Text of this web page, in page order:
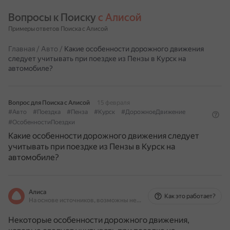
Вопросы к Поиску с Алисой
Примеры ответов Поиска с Алисой
Главная / Авто / Какие особенности дорожного движения
следует учитывать при поездке из Пензы в Курск на
автомобиле?
Вопрос для Поиска с Алисой
15 февраля
#Авто
#Поездка #Пенза #Курск
#ДорожноеДвижение
#ОсобенностиПоездки
Какие особенности дорожного движения следует
учитывать при поездке из Пензы в Курск на
автомобиле?
Алиса
На основе источников, возможны неточности
Как это работает?
Некоторые особенности дорожного движения,